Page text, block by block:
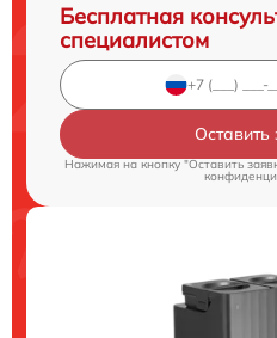
Бесплатная
специалистом
Оставить
Нажимая на кнопку "Оставить